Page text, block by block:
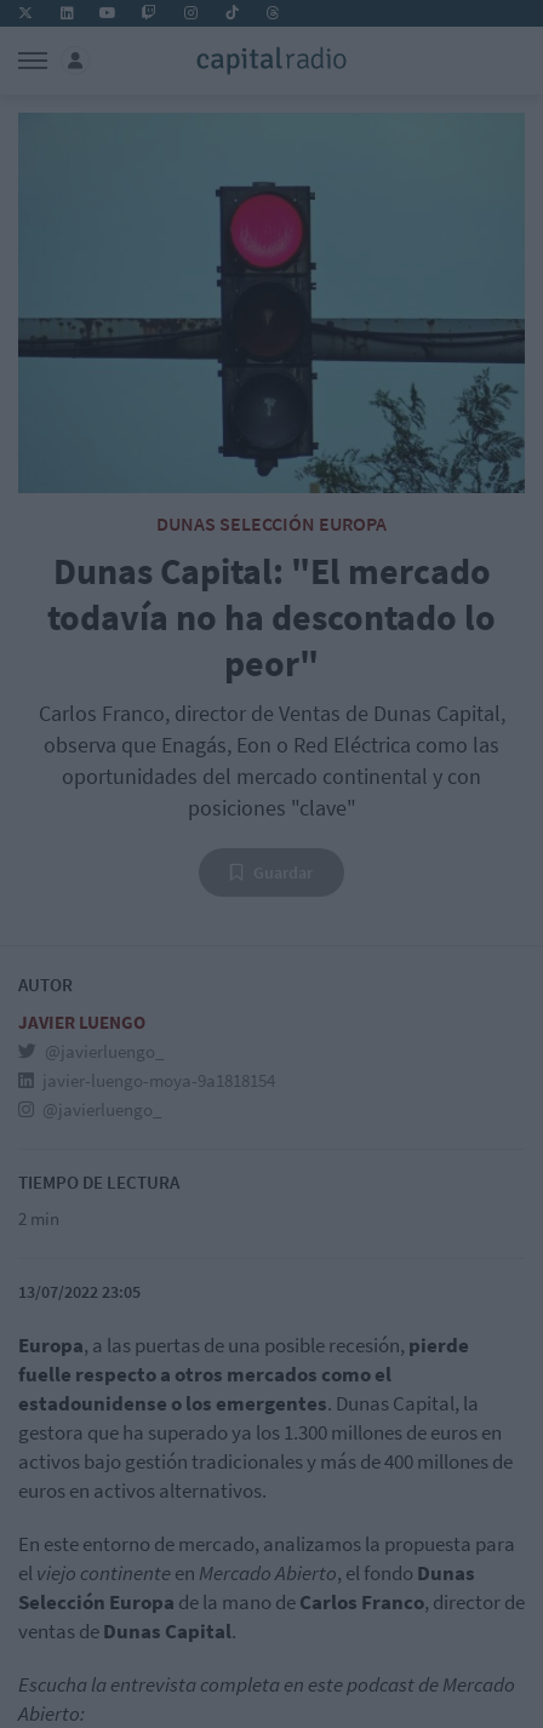
DUNAS SELECCIÓN EUROPA
Dunas Capital: "El mercado
todavía no ha descontado lo
peor"
Carlos Franco, director de Ventas de Dunas Capital,
observa que Enagás, Eon o Red Eléctrica como las
oportunidades del mercado continental y con
posiciones "clave"
AUTOR
JAVIER LUENGO
@javierluengo_
javier-luengo-moya-9a1818154
@javierluengo_
TIEMPO DE LECTURA
2 min
13/07/2022 23:05
Europa, a las puertas de una posible recesión, pierde
fuelle respecto a otros mercados como el
estadounidense o los emergentes. Dunas Capital, la
gestora que ha superado ya los 1.300 millones de euros en
activos bajo gestión tradicionales y más de 400 millones de
euros en activos alternativos.
En este entorno de mercado, analizamos la propuesta para
elviejo continenteen Mercado Abierto, el fondo Dunas
Selección Europa de la mano deCarlos Franco, director de
ventas deDunas Capital.
Escucha la entrevista completa en este podcast de Mercado
Abierto: